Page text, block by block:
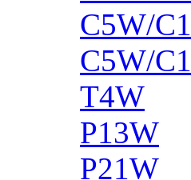
C5W/
C5W/
T4W
P13W
P21W